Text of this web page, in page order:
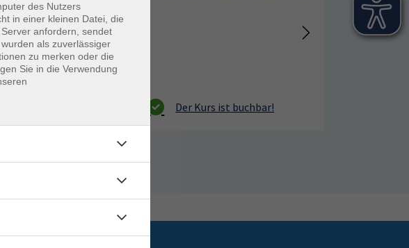
des Nutzers
in einer kleinen Datei, die
anfordern, sendet
als zuverlässiger
zu merken oder die
Sie in die Verwendung